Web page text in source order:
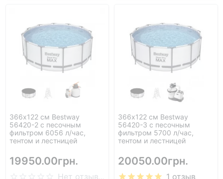
366х122 см Bestway
56420-2 с песочным
фильтром 6056 л/час,
тентом и лестницей
19950.00грн.
366х122 см Bestway
56420-3 с песочным
фильтром 5700 л/час,
тентом и лестницей
20050.00грн.
1 отзыв